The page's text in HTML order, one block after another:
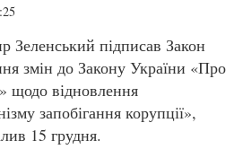
Зеленський підписав Закон
змін до Закону України «Про
щодо відновлення
запобігання корупції»,
15 грудня.